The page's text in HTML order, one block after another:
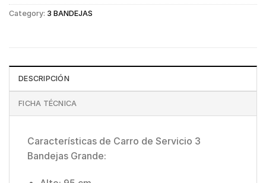
Category: 3 BANDEJAS
DESCRIPCIÓN
FICHA TÉCNICA
Características de Carro de Servicio 3
Bandejas Grande: